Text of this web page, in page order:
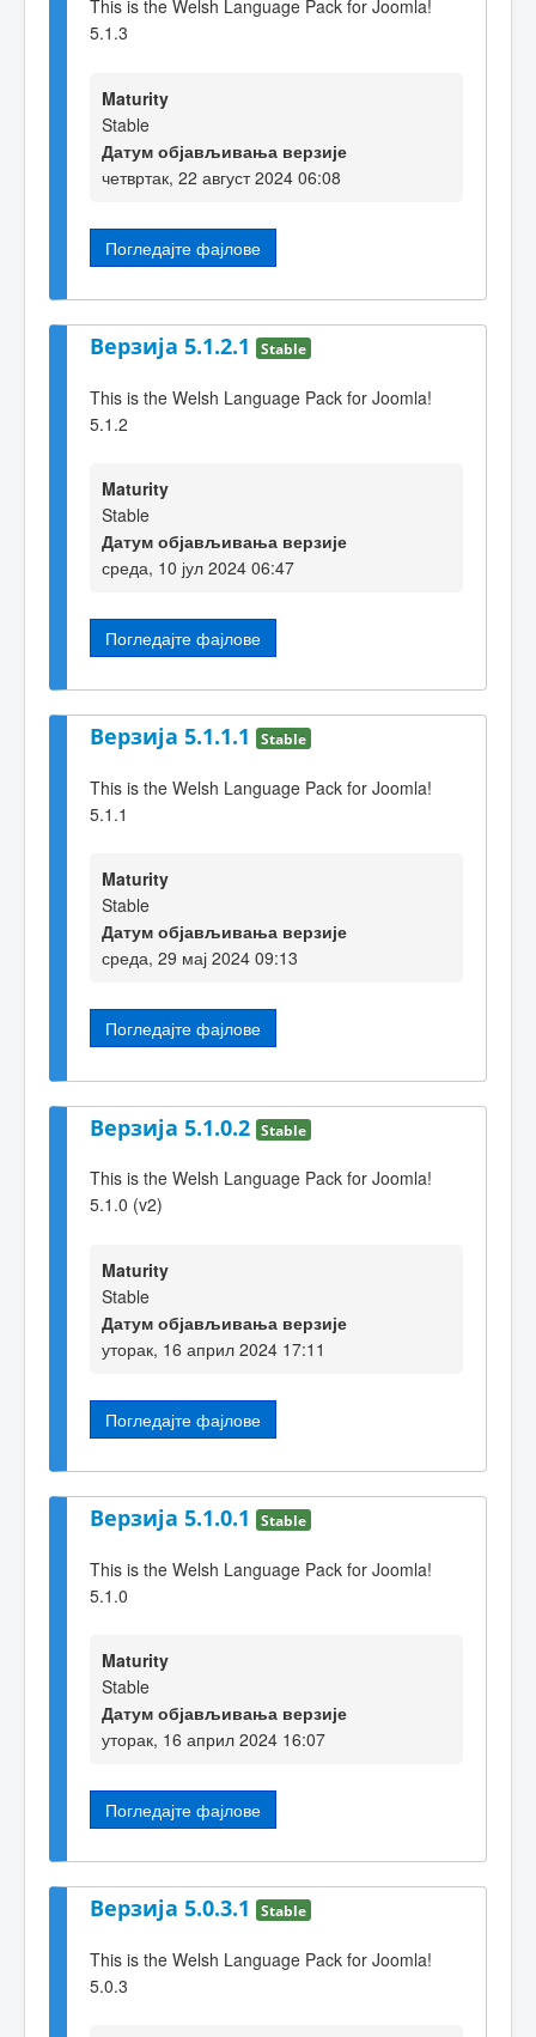
This is the Welsh Language Pack for Joomla!
5.1.3
Maturity
Stable
Датум објављивања верзије
четвртак, 22 август 2024 06:08
Погледајте фајлове
Верзија 5.1.2.1 Stable
This is the Welsh Language Pack for Joomla!
5.1.2
Maturity
Stable
Датум објављивања верзије
среда, 10 јул 2024 06:47
Погледајте фајлове
Верзија 5.1.1.1 Stable
This is the Welsh Language Pack for Joomla!
5.1.1
Maturity
Stable
Датум објављивања верзије
среда, 29 мај 2024 09:13
Погледајте фајлове
Верзија 5.1.0.2 Stable
This is the Welsh Language Pack for Joomla!
5.1.0 (v2)
Maturity
Stable
Датум објављивања верзије
уторак, 16 април 2024 17:11
Погледајте фајлове
Верзија 5.1.0.1 Stable
This is the Welsh Language Pack for Joomla!
5.1.0
Maturity
Stable
Датум објављивања верзије
уторак, 16 април 2024 16:07
Погледајте фајлове
Верзија 5.0.3.1 Stable
This is the Welsh Language Pack for Joomla!
5.0.3